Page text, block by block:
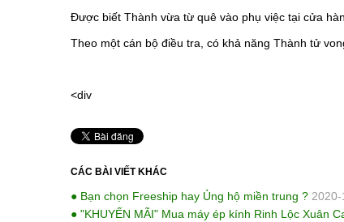
Được biết Thành vừa từ quê vào phụ việc tại cửa
Theo một cán bộ điều tra, có khả năng Thành tử
<div
CÁC BÀI VIẾT KHÁC
● Bạn chọn Freeship hay Ủng hộ miền trung ?
● "KHUYẾN MÃI" Mua máy ép kính Rinh Lộc Xuân